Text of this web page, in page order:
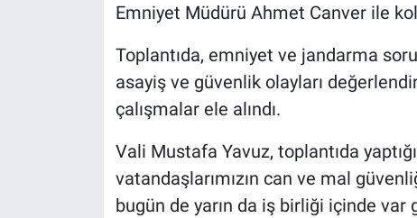
Emniyet Müdürü Ahmet Canver ile
Toplantıda, emniyet ve jandarma
asayiş ve güvenlik olayları
çalışmalar ele alındı.
Vali Mustafa Yavuz, toplantıda
vatandaşlarımızın can ve mal
bugün de yarın da iş birliği içinde var